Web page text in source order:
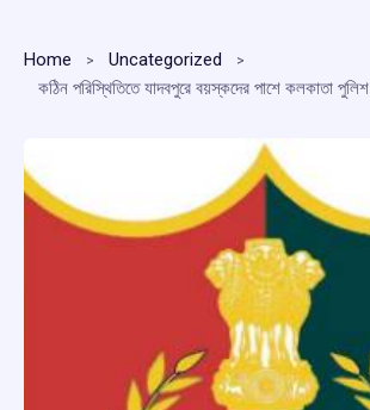
Home
Uncategorized
কঠিন পরিস্থিতিতে যাদবপুরে বয়স্কদের পাশে কলকাতা পুলিশ